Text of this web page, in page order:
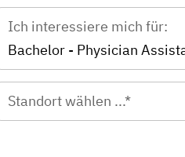
Ich interessiere mich für:
Bachelor - Physician
Standort wählen ...*